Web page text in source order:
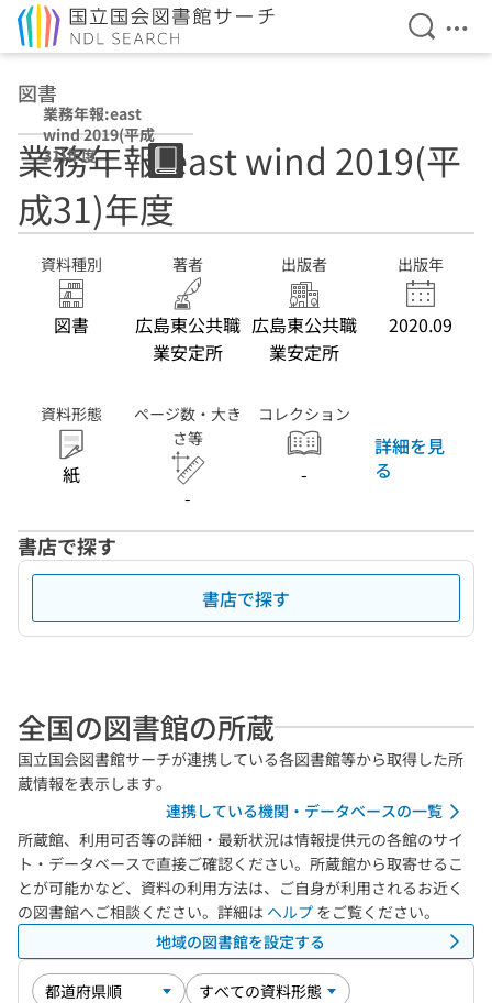
検索を
メ
図書
業務年報:east
wind 2019(平成
31)年度
業務年報:east wind 2019(平
成31)年度
資料種別
図書
著者
広島東公共職
業安定所
出版者
広島東公共職
業安定所
出版年
2020.09
資料形態
紙
ページ数・大き
さ等
-
コレクション
-
詳細を見
る
書店で探す
書店で探す
全国の図書館の所蔵
国立国会図書館サーチが連携している各図書館等から取得した所
蔵情報を表示します。
連携している機関・データベースの一覧
所蔵館、利用可否等の詳細・最新状況は情報提供元の各館のサイ
ト・データベースで直接ご確認ください。所蔵館から取寄せるこ
とが可能かなど、資料の利用方法は、ご自身が利用されるお近く
の図書館へご相談ください。詳細は ヘルプ をご覧ください。
地域の図書館を設定する